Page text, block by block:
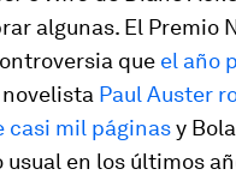
algunas. El Premio
que el año
novelista Paul Auster
casi mil páginasy
en los últimos